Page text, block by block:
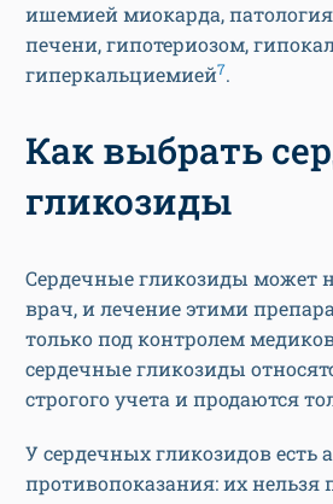
ишемией миокарда,
печени, гипотериозом,
гиперкальциемией7.
Как выбрать
гликозиды
Сердечные гликозиды может
врач, и лечение этими
только под контролем
сердечные гликозиды
строгого учета и продаются
У сердечных гликозидов есть
противопоказания: их нельзя